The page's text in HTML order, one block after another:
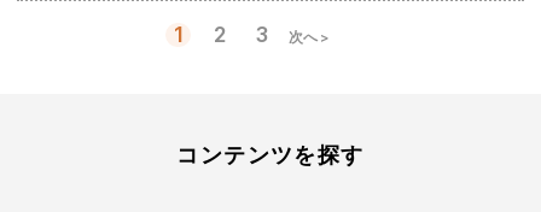
ジ
1 2 3 次へ >
コンテンツを探す